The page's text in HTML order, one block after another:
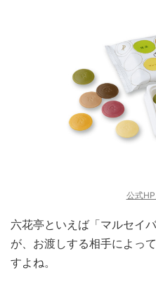
公式
六花亭といえば「マルセイ
が、お渡しする相手によっ
すよね。